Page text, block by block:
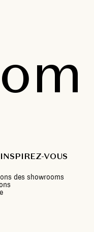
INSPIREZ-VOUS
des showrooms